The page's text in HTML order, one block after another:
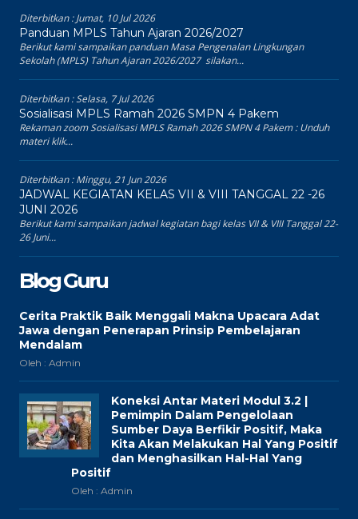
Diterbitkan :Jumat, 10 Jul 2026
Panduan MPLS Tahun Ajaran 2026/2027
Berikut kami sampaikan panduan Masa Pengenalan Lingkungan
Sekolah (MPLS) Tahun Ajaran 2026/2027 silakan...
Diterbitkan :Selasa, 7 Jul 2026
Sosialisasi MPLS Ramah 2026 SMPN 4 Pakem
Rekaman zoom Sosialisasi MPLS Ramah 2026 SMPN 4 Pakem : Unduh
materi klik...
Diterbitkan :Minggu, 21 Jun 2026
JADWAL KEGIATAN KELAS VII & VIII TANGGAL 22 -26
JUNI 2026
Berikut kami sampaikan jadwal kegiatan bagi kelas VII & VIII Tanggal 22-
26 Juni...
Blog Guru
Cerita Praktik Baik Menggali Makna Upacara Adat
Jawa dengan Penerapan Prinsip Pembelajaran
Mendalam
Oleh : Admin
Koneksi Antar Materi Modul 3.2 |
Pemimpin Dalam Pengelolaan
Sumber Daya Berfikir Positif, Maka
Kita Akan Melakukan Hal Yang Positif
dan Menghasilkan Hal-Hal Yang
Positif
Oleh : Admin